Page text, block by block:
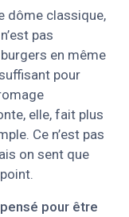
dôme classique,
pas
en même
pour
elle, fait plus
Ce n’est pas
on sent que
pour être